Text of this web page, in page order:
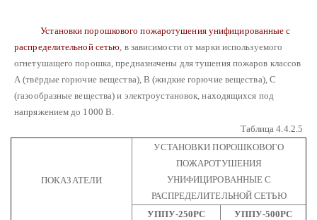
Установки порошкового пожаротушения унифицированные с
распределительной сетью , в зависимости от марки используемого
огнетушащего порошка, предназначены для тушения пожаров классов
А (твёрдые горючие вещества), В (жидкие горючие вещества), С
(газообразные вещества) и электроустановок, находящихся под
напряжением до 1000 В.
Таблица 4.4.2.5
ПОКАЗАТЕЛИ
УСТАНОВКИ ПОРОШКОВОГО
ПОЖАРОТУШЕНИЯ
УНИФИЦИРОВАННЫЕ С
РАСПРЕДЕЛИТЕЛЬНОЙ СЕТЬЮ
УППУ-250РС
УППУ-500РС